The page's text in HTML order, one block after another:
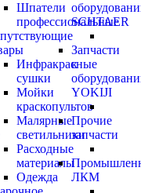
Шпатели
профессиональные
Инфракрасные
сушки
Мойки
краскопультов
Малярные
светильники
Расходные
материалы
Одежда
SCHTAER
Запчасти
к
YOKIJI
Прочие
запчасти
ЛКМ